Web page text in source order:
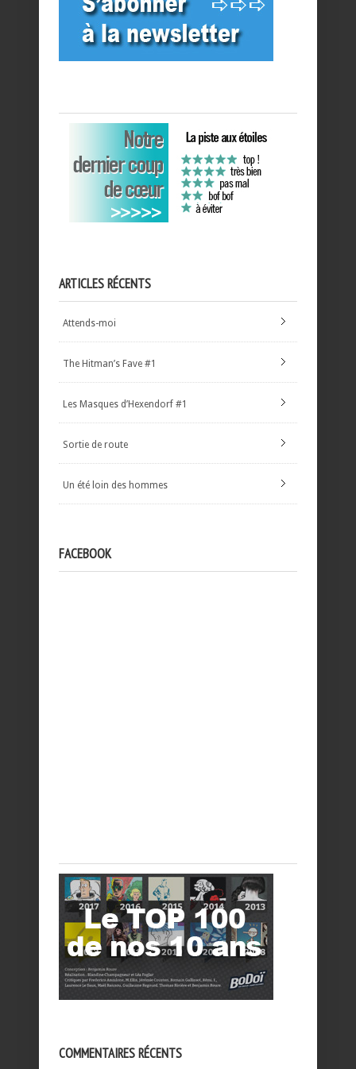
ARTICLES RÉCENTS
Attends-moi
The Hitman’s Fave #1
Les Masques d’Hexendorf #1
Sortie de route
Un été loin des hommes
FACEBOOK
COMMENTAIRES RÉCENTS